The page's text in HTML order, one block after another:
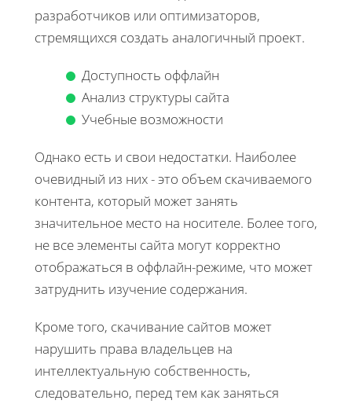
разработчиков или оптимизаторов,
стремящихся создать аналогичный проект.
Доступность оффлайн
Анализ структуры сайта
Учебные возможности
Однако есть и свои недостатки. Наиболее
очевидный из них - это объем скачиваемого
контента, который может занять
значительное место на носителе. Более того,
не все элементы сайта могут корректно
отображаться в оффлайн-режиме, что может
затруднить изучение содержания.
Кроме того, скачивание сайтов может
нарушить права владельцев на
интеллектуальную собственность,
следовательно, перед тем как заняться